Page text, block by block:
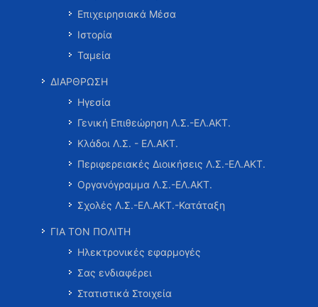
Επιχειρησιακά Μέσα
Ιστορία
Ταμεία
ΔΙΑΡΘΡΩΣΗ
Ηγεσία
Γενική Επιθεώρηση Λ.Σ.-ΕΛ.ΑΚΤ.
Κλάδοι Λ.Σ. - ΕΛ.ΑΚΤ.
Περιφερειακές Διοικήσεις Λ.Σ.-ΕΛ.ΑΚΤ.
Οργανόγραμμα Λ.Σ.-ΕΛ.ΑΚΤ.
Σχολές Λ.Σ.-ΕΛ.ΑΚΤ.-Κατάταξη
ΓΙΑ ΤΟΝ ΠΟΛΙΤΗ
Ηλεκτρονικές εφαρμογές
Σας ενδιαφέρει
Στατιστικά Στοιχεία